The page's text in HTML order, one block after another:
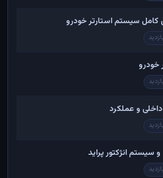
سیستم استارتر خودرو
خودرو
و عملکرد
انژکتور پراید